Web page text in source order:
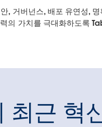
, 거버넌스, 배포 유연성,
의 가치를 극대화하도록
근 혁